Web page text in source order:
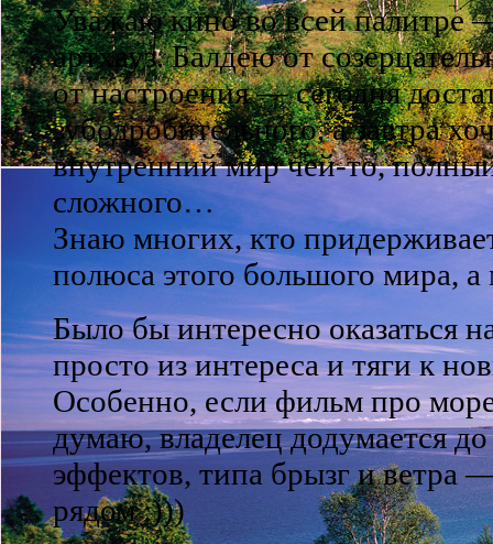
Уважаю кино во всей палитре
артхауз. Балдею от
от настроения — сегодня
зубодробительного, а завтра
внутренний мир чей-то,
сложного…
Знаю многих, кто
полюса этого большого мира,
Было бы интересно оказаться
просто из интереса и тяги к
Особенно, если фильм про
думаю, владелец додумается
эффектов, типа брызг и ветра
рядом :)))